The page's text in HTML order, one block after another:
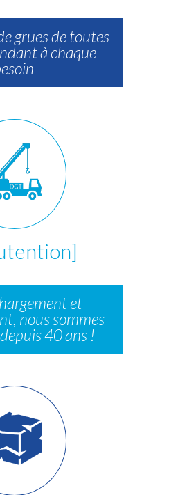
grues de toutes
à chaque
et
nous sommes
40 ans !